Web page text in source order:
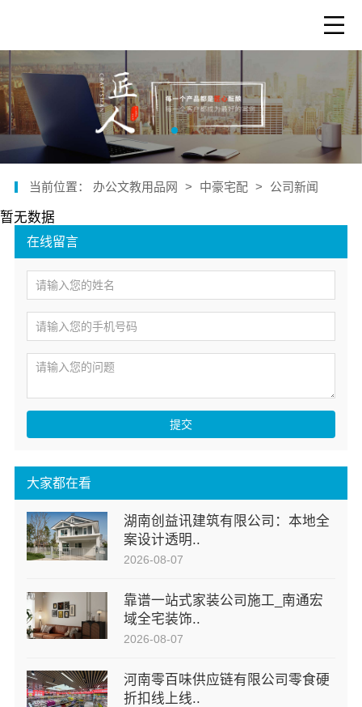
大家都在看
湖南创益讯建筑有限公司：本地全
案设计透明..
2026-08-07
靠谱一站式家装公司施工_南通宏
域全宅装饰..
2026-08-07
河南零百味供应链有限公司零食硬
折扣线上线..
在线留言
提交
当前位置： 办公文教用品网 > 中豪宅配 > 公司新闻
暂无数据